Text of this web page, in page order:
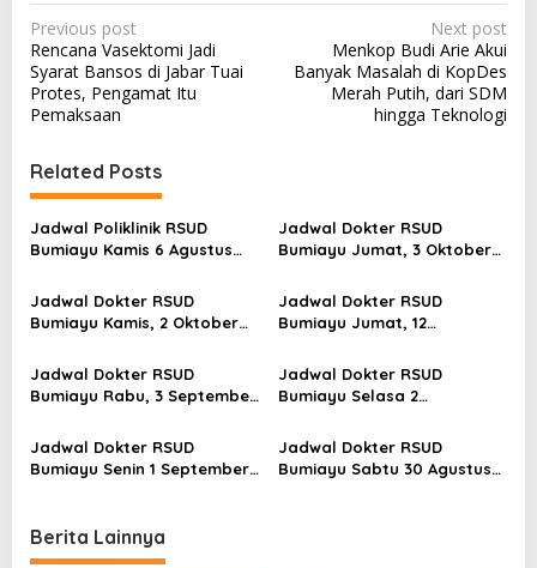
P
o
s
t
n
a
v
i
g
a
t
i
n
Previous post
Rencana Vasektomi Jadi
Syarat Bansos di Jabar Tuai
Protes, Pengamat Itu
Pemaksaan
Next post
Menkop Budi Arie Akui
Banyak Masalah di KopDes
Merah Putih, dari SDM
hingga Teknologi
Related Posts
Jadwal Poliklinik RSUD
Bumiayu Kamis 6 Agustus
Dokter Sebelum Berkunjung
Jadwal Dokter RSUD
Bumiayu Jumat, 3 Oktober
dengan Fasilitas Modern
Jadwal Dokter RSUD
Bumiayu Kamis, 2 Oktober
Semua Poli
Jadwal Dokter RSUD
Bumiayu Jumat, 12
Siap Layani Pasien
Jadwal Dokter RSUD
Bumiayu Rabu, 3 September
Semua Polie
Jadwal Dokter RSUD
Bumiayu Selasa 2
Semua Poliklinik
Jadwal Dokter RSUD
Bumiayu Senin 1 September
Jadwal Dokter RSUD
Bumiayu Sabtu 30 Agustus
Berita Lainnya